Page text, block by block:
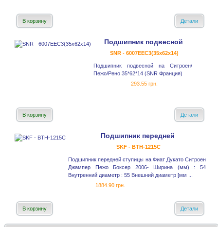
В корзину Детали
Подшипник подвесной
SNR - 6007EEC3(35x62x14)
Подшипник подвесной на Ситроен/
Пежо/Рено 35*62*14 (SNR Франция)
293.55 грн.
В корзину Детали
Подшипник передней
SKF - BTH-1215C
Подшипник передней ступицы на Фиат Дукато Ситроен
Джампер Пежо Боксер 2006- Ширина (мм) : 54
Внутренний диаметр : 55 Внешний диаметр [мм ...
1884.90 грн.
В корзину Детали